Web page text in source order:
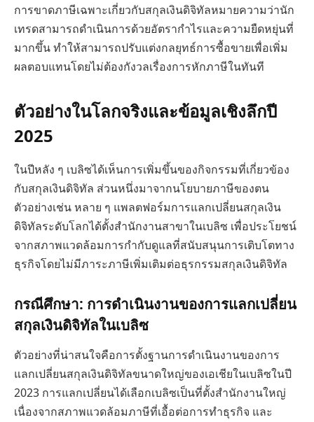
การขาดภาษีเฉพาะเกี่ยวกับสกุลเงินดิจิทัลหมายความว่านัก
เทรดสามารถดำเนินการด้วยอัตรากำไรและความยืดหยุ่นที่
มากขึ้น ทำให้สามารถปรับแต่งกลยุทธ์การซื้อขายเพื่อเพิ่ม
ผลตอบแทนโดยไม่ต้องกังวลเรื่องการหักภาษีในทันที
ตัวอย่างในโลกจริงและข้อมูลเชิงลึกปี
2025
ในปีหลัง ๆ เบลิซได้เห็นการเพิ่มขึ้นของกิจกรรมที่เกี่ยวข้อง
กับสกุลเงินดิจิทัล ส่วนหนึ่งมาจากนโยบายภาษีของตน
ตัวอย่างเช่น หลาย ๆ แพลตฟอร์มการแลกเปลี่ยนสกุลเงิน
ดิจิทัลระดับโลกได้ตั้งสำนักงานสาขาในเบลิซ เพื่อประโยชน์
จากสภาพแวดล้อมการกำกับดูแลที่สนับสนุนการเติบโตทาง
ธุรกิจโดยไม่มีภาระภาษีเพิ่มเติมต่อธุรกรรมสกุลเงินดิจิทัล
กรณีศึกษา: การดำเนินงานของการแลกเปลี่ยน
สกุลเงินดิจิทัลในเบลิซ
ตัวอย่างที่น่าสนใจคือการตั้งฐานการดำเนินงานของการ
แลกเปลี่ยนสกุลเงินดิจิทัลขนาดใหญ่ของเอเชียในเบลิซในปี
2023 การแลกเปลี่ยนได้เลือกเบลิซเป็นที่ตั้งสำนักงานใหญ่
เนื่องจากสภาพแวดล้อมภาษีที่เอื้อต่อการทำธุรกิจ และ